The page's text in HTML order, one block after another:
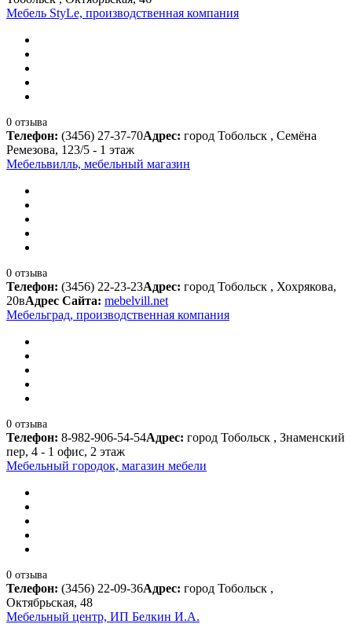
Мебель StyLe, производственная компания
0 отзыва
Телефон: (3456) 27-37-70Адрес: город Тобольск , Семёна
Ремезова, 123/5 - 1 этаж
Мебельвилль, мебельный магазин
0 отзыва
Телефон: (3456) 22-23-23Адрес: город Тобольск , Хохрякова,
20вАдрес Сайта: mebelvill.net
Мебельград, производственная компания
0 отзыва
Телефон: 8-982-906-54-54Адрес: город Тобольск , Знаменский
пер, 4 - 1 офис, 2 этаж
Мебельный городок, магазин мебели
0 отзыва
Телефон: (3456) 22-09-36Адрес: город Тобольск ,
Октябрьская, 48
Мебельный центр, ИП Белкин И.А.